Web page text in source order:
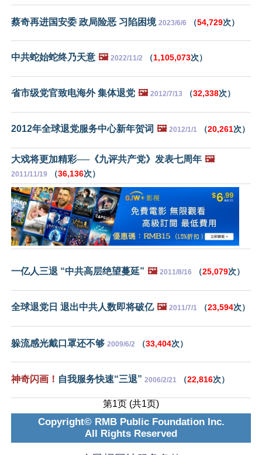
蔡奇再进国安委 政局险恶 习陷困境 2023/6/6 （54,729次）
中共蛇始蛇终乃天意 🖼️ 2022/11/2 （1,105,073次）
省市级党官致电海外 集体退党 🖼️ 2012/7/13 （32,338次）
2012年全球退党服务中心新年贺词 🖼️ 2012/1/1 （20,261次）
大戏将更加精彩──《九评共产党》发表七周年 🖼️
2011/11/19 （36,136次）
一亿人三退 “中共高层绝望蔓延” 🖼️ 2011/8/16 （25,079次）
全球退党日 退出中共人数即将破亿 🖼️ 2011/7/1 （23,594次）
躲流感光戴口罩还不够 2009/6/2 （33,404次）
神奇闪画！ 自我服务快速“三退” 2006/2/21 （22,816次）
第1页 (共1页)
Copyright© RMB Public Foundation Inc.
All Rights Reserved